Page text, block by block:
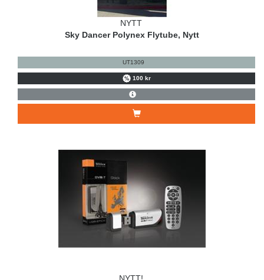
NYTT
Sky Dancer Polynex Flytube, Nytt
UT1309
100 kr